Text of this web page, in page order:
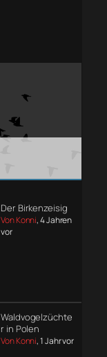
Der Birkenzeisig
Von Konni, 4 Jahren
vor
Waldvogelzüchte
r in Polen
Von Konni, 1 Jahr vor